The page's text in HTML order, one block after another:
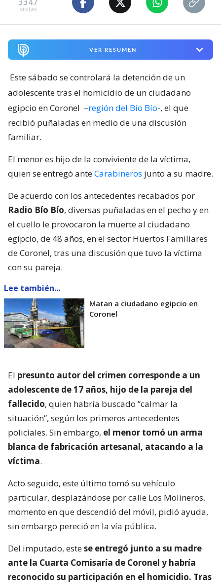
visitas
VER RESUMEN
Este sábado se controlará la detención de un
adolescente tras el homicidio de un ciudadano
egipcio en Coronel –región del Bío Bío-, el que
recibió puñaladas en medio de una discusión
familiar.
El menor es hijo de la conviviente de la víctima,
quien se entregó anteCarabineros junto a su madre.
De acuerdo con los antecedentes recabados por
Radio Bío Bío, diversas puñaladas en el pecho y en
el cuello le provocaron la muerte al ciudadano
egipcio, de 48 años, en el sector Huertos Familiares
de Coronel, tras una discusión que tuvo la víctima
con su pareja.
Lee también...
Matan a ciudadano egipcio en
Coronel
El presunto autor del crimen corresponde a un
adolescente de 17 años, hijo de la pareja del
fallecido, quien habría buscado “calmar la
situación”, según los primeros antecedentes
policiales. Sin embargo, el menor tomó un arma
blanca de fabricación artesanal, atacando a la
víctima.
Acto seguido, este último tomó su vehículo
particular, desplazándose por calle Los Molineros,
momento en que descendió del móvil, pidió ayuda,
sin embargo pereció en la vía pública.
Del imputado, estese entregó junto a su madre
ante la Cuarta Comisaría de Coronel y habría
reconocido su participación en el homicidio. Tras